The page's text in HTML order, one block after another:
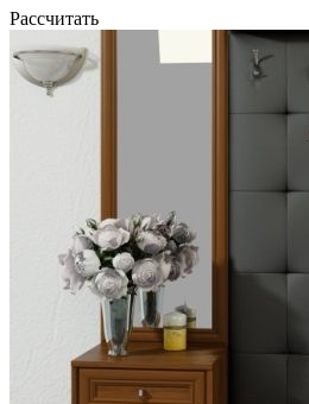
Рассчитать